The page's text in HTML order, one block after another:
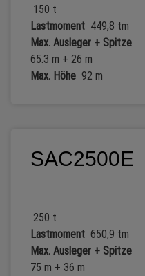
150 t
Lastmoment 449,8 tm
Max. Ausleger + Spitze
65.3 m + 26 m
Max. Höhe 92 m
SAC2500E
250 t
Lastmoment 650,9 tm
Max. Ausleger + Spitze
75 m + 36 m